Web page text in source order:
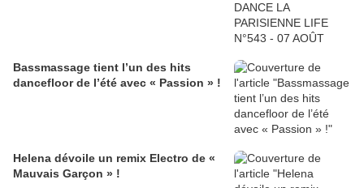
Bassmassage tient l’un des hits
dancefloor de l’été avec « Passion » !
Helena dévoile un remix Electro de «
Mauvais Garçon » !